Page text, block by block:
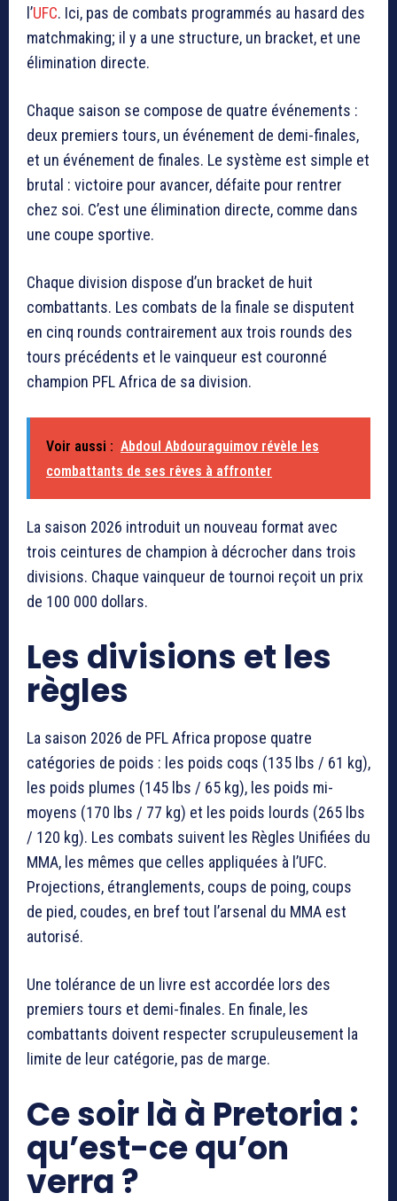
l’UFC. Ici, pas de combats programmés au hasard des
matchmaking; il y a une structure, un bracket, et une
élimination directe.
Chaque saison se compose de quatre événements :
deux premiers tours, un événement de demi-finales,
et un événement de finales. Le système est simple et
brutal : victoire pour avancer, défaite pour rentrer
chez soi. C’est une élimination directe, comme dans
une coupe sportive.
Chaque division dispose d’un bracket de huit
combattants. Les combats de la finale se disputent
en cinq rounds contrairement aux trois rounds des
tours précédents et le vainqueur est couronné
champion PFL Africa de sa division.
Voir aussi : Abdoul Abdouraguimov révèle les
combattants de ses rêves à affronter
La saison 2026 introduit un nouveau format avec
trois ceintures de champion à décrocher dans trois
divisions. Chaque vainqueur de tournoi reçoit un prix
de 100 000 dollars.
Les divisions et les
règles
La saison 2026 de PFL Africa propose quatre
catégories de poids : les poids coqs (135 lbs / 61 kg),
les poids plumes (145 lbs / 65 kg), les poids mi-
moyens (170 lbs / 77 kg) et les poids lourds (265 lbs
/ 120 kg). Les combats suivent les Règles Unifiées du
MMA, les mêmes que celles appliquées à l’UFC.
Projections, étranglements, coups de poing, coups
de pied, coudes, en bref tout l’arsenal du MMA est
autorisé.
Une tolérance de un livre est accordée lors des
premiers tours et demi-finales. En finale, les
combattants doivent respecter scrupuleusement la
limite de leur catégorie, pas de marge.
Ce soir là à Pretoria :
qu’est-ce qu’on
verra ?